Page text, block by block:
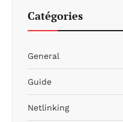
Catégories
General
Guide
Netlinking